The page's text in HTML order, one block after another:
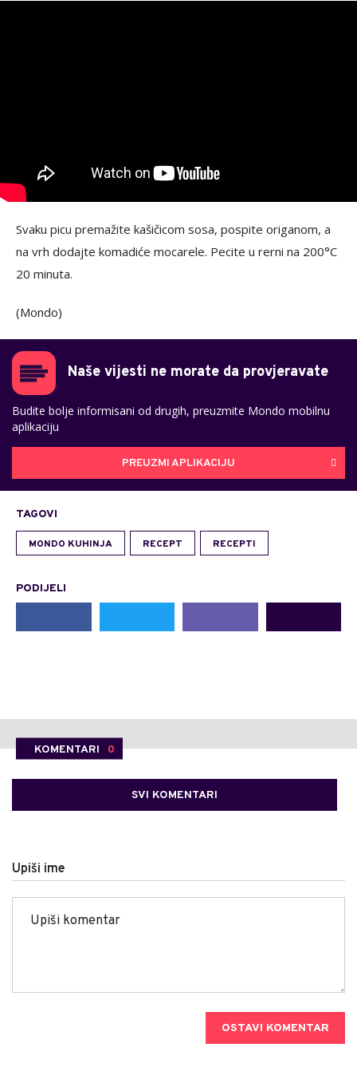
Svaku picu premažite kašičicom sosa, pospite origanom, a
na vrh dodajte komadiće mocarele. Pecite u rerni na 200°C
20 minuta.
(Mondo)
Naše vijesti ne morate da provjeravate
Budite bolje informisani od drugih, preuzmite Mondo mobilnu
aplikaciju
PREUZMI APLIKACIJU
TAGOVI
MONDO KUHINJA RECEPT RECEPTI
PODIJELI
KOMENTARI 0
SVI KOMENTARI
Upiši ime
OSTAVI KOMENTAR